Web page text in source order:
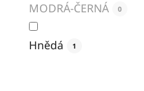
MODRÁ-ČERNÁ 0
Hnědá 1